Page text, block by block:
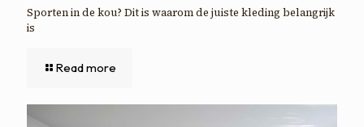
Sporten in de kou? Dit is waarom de juiste kleding belangrijk
is
Read more